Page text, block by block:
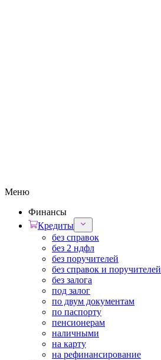
Меню
Финансы
Кредиты
без справок
без 2 ндфл
без поручителей
без справок и поручителей
без залога
под залог
по двум документам
по паспорту
пенсионерам
наличными
на карту
на рефинансирование